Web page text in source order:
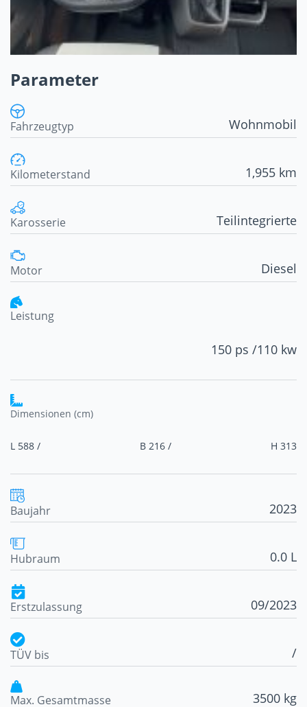
Parameter
Fahrzeugtyp Wohnmobil
Kilometerstand 1,955 km
Karosserie Teilintegrierte
Motor Diesel
Leistung
150 ps /110 kw
Dimensionen (cm)
L 588 / B 216 / H 313
Baujahr 2023
Hubraum 0.0 L
Erstzulassung 09/2023
TÜV bis /
Max. Gesamtmasse 3500 kg